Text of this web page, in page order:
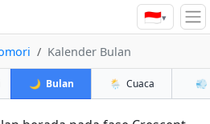
🇮🇩▾
Kalender Bulan
🌙 Bulan 🌦️ Cuaca 💨